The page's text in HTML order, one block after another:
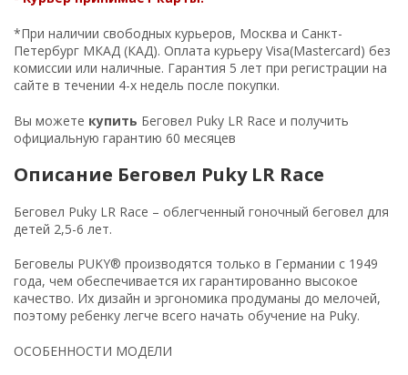
*При наличии свободных курьеров, Москва и Санкт-
Петербург МКАД (КАД). Оплата курьеру Visa(Mastercard) без
комиссии или наличные. Гарантия 5 лет при регистрации на
сайте в течении 4-х недель после покупки.
Вы можете купить Беговел Puky LR Race и получить
официальную гарантию 60 месяцев
Описание Беговел Puky LR Race
Беговел Puky LR Race – облегченный гоночный беговел для
детей 2,5-6 лет.
Беговелы PUKY® производятся только в Германии с 1949
года, чем обеспечивается их гарантированно высокое
качество. Их дизайн и эргономика продуманы до мелочей,
поэтому ребенку легче всего начать обучение на Puky.
ОСОБЕННОСТИ МОДЕЛИ